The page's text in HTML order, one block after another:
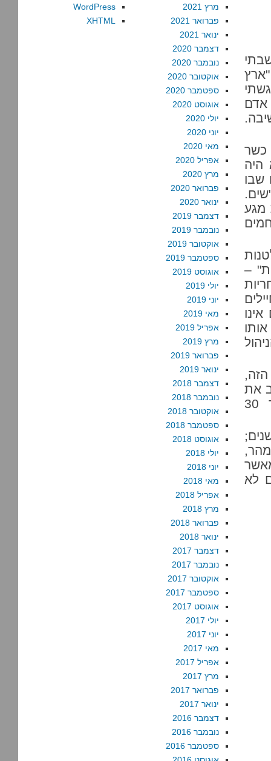
אדם
כשר
היה
שבו
מגע
–
את
האחרונות שבתקוות, בטרם יניח לצה"ל לבלוע עוד 30
לא
מרץ 2021
פברואר 2021
ינואר 2021
דצמבר 2020
נובמבר 2020
אוקטובר 2020
ספטמבר 2020
אוגוסט 2020
יולי 2020
יוני 2020
מאי 2020
אפריל 2020
מרץ 2020
פברואר 2020
ינואר 2020
דצמבר 2019
נובמבר 2019
אוקטובר 2019
ספטמבר 2019
אוגוסט 2019
יולי 2019
יוני 2019
מאי 2019
אפריל 2019
מרץ 2019
פברואר 2019
ינואר 2019
דצמבר 2018
נובמבר 2018
אוקטובר 2018
ספטמבר 2018
אוגוסט 2018
יולי 2018
יוני 2018
מאי 2018
אפריל 2018
מרץ 2018
פברואר 2018
ינואר 2018
דצמבר 2017
נובמבר 2017
אוקטובר 2017
ספטמבר 2017
אוגוסט 2017
יולי 2017
יוני 2017
מאי 2017
אפריל 2017
מרץ 2017
פברואר 2017
ינואר 2017
דצמבר 2016
נובמבר 2016
ספטמבר 2016
WordPress
XHTML